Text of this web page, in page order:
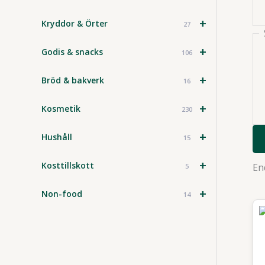
+
Kryddor & Örter 27
+
Godis & snacks 106
+
Bröd & bakverk 16
+
Kosmetik 230
+
Hushåll 15
+
Kosttillskott 5
+
Non-food 14